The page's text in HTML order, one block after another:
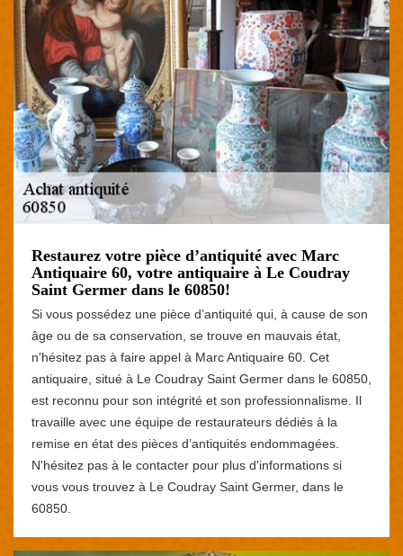
Restaurez votre pièce d’antiquité avec Marc
Antiquaire 60, votre antiquaire à Le Coudray
Saint Germer dans le 60850!
Si vous possédez une pièce d’antiquité qui, à cause de son
âge ou de sa conservation, se trouve en mauvais état,
n'hésitez pas à faire appel à Marc Antiquaire 60. Cet
antiquaire, situé à Le Coudray Saint Germer dans le 60850,
est reconnu pour son intégrité et son professionnalisme. Il
travaille avec une équipe de restaurateurs dédiés à la
remise en état des pièces d’antiquités endommagées.
N'hésitez pas à le contacter pour plus d'informations si
vous vous trouvez à Le Coudray Saint Germer, dans le
60850.